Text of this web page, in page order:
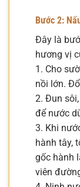
Bước 2:
Đây là
hương vị
1. Cho
nồi lớn.
2. Đun
để nước
3. Khi
hành tây,
gốc hành
viên